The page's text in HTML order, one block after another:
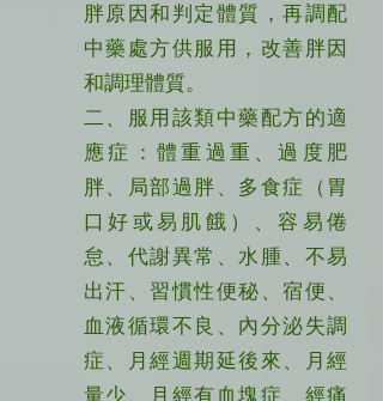
胖原因和判定體質，再調配
中藥處方供服用，改善胖因
和調理體質。
二、服用該類中藥配方的適
應症：體重過重、過度肥
胖、局部過胖、多食症（胃
口好或易肌餓）、容易倦
怠、代謝異常、水腫、不易
出汗、習慣性便秘、宿便、
血液循環不良、內分泌失調
症、月經週期延後來、月經
量少、月經有血塊症、經痛